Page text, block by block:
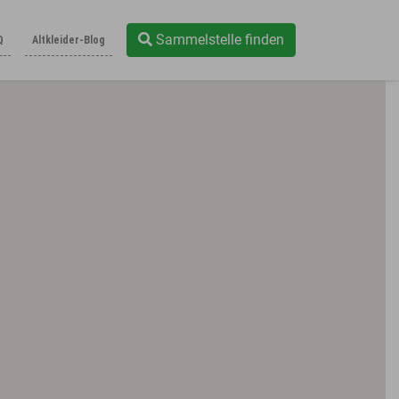
Altkleider-Blog Sammelstelle finden